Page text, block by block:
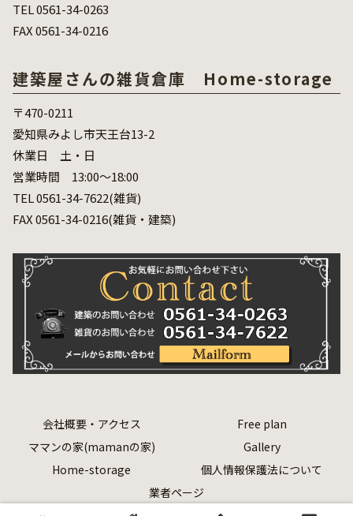
TEL 0561-34-0263
FAX 0561-34-0216
建築屋さんの雑貨倉庫 Home-storage
〒470-0211
愛知県みよし市天王台13-2
休業日 土・日
営業時間 13:00～18:00
TEL 0561-34-7622(雑貨)
FAX 0561-34-0216(雑貨・建築)
会社概要・アクセス
Free plan
ママンの家(mamanの家)
Gallery
Home-storage
個人情報保護法について
業者ページ